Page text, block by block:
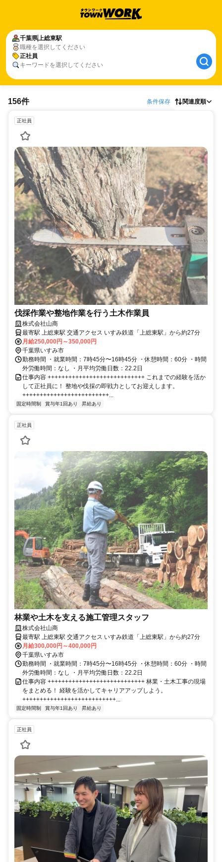
千葉県上総東駅
職種を選択してください
正社員
キーワードを選択してください
156件 条件保存 関連度順
正社員
伐採作業や整地作業を行う土木作業員
株式会社山商
最寄駅 上総東駅 交通アクセス いすみ鉄道「上総東駅」から約27分
月給250,000円～350,000円
千葉県いすみ市
勤務時間 ・就業時間：7時45分〜16時45分 ・休憩時間：60分 ・時間
外労働時間：なし ・月平均労働日数：22.2日
仕事内容 ++++++++++++++++++++++++++++ これまでの経験を活か
して正社員に！ 整地や伐採の即戦力としてお迎えします。
+++++++++++++++++++++++++...
固定時間制 賞与年1回あり 昇給あり
正社員
林業や土木を支える施工管理スタッフ
株式会社山商
最寄駅 上総東駅 交通アクセス いすみ鉄道「上総東駅」から約27分
月給300,000円～400,000円
千葉県いすみ市
勤務時間 ・就業時間：7時45分〜16時45分 ・休憩時間：60分 ・時間
外労働時間：なし ・月平均労働日数：22.2日
仕事内容 ++++++++++++++++++++++++++++ 林業・土木工事の現場
をまとめる！ 経験を活かしてキャリアアップしよう。
+++++++++++++++++++++++++++...
固定時間制 賞与年1回あり 昇給あり
正社員